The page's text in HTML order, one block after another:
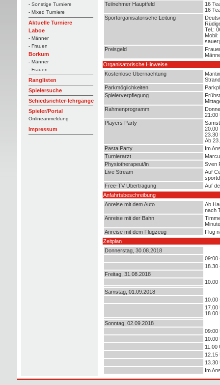
- Sonstige Turniere
- Mixed Turniere
Aktuelle Turniere
Laboe
- Männer
- Frauen
Borkum
- Männer
- Frauen
Ranglisten
Spielersuche
Schiedsrichter-lehrgänge
Spieler/Portal
Onlineanmeldung
Impressum
Teilnehmer Hauptfeld
16
16
Sportorganisatorische Leitung
Tel.:
Preisgeld
Organisatorische Hinweise
Kostenlose Übernachtung
Parkmöglichkeiten
Spielerverpflegung
Rahmenprogramm
21:00
Players Party
20.00
23.30
Ab
Pasta Party
Im
Turnierarzt
Physiotherapeut/in
Sven
Live Stream
Auf
Free-TV Übertragung
Auf
Anfahrtsbeschreibung
Anreise mit dem Auto
Ab
nach
Anreise mit der Bahn
Anreise mit dem Flugzeug
Flug
Zeitplan
Donnerstag, 30.08.2018
09:00
18.30
Freitag, 31.08.2018
10.00
Samstag, 01.09.2018
10.00
17.00
18.00
Sonntag, 02.09.2018
09:00
10.00
11.00
12.15
13.30
Im